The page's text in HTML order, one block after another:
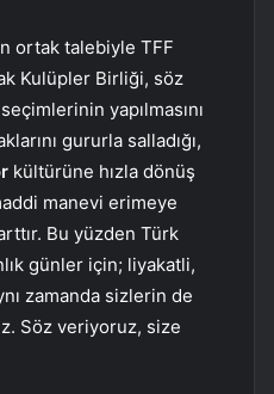
ortak talebiyle TFF
Kulüpler Birliği, söz
yapılmasını
gururla salladığı,
kültürüne hızla dönüş
manevi erimeye
Bu yüzden Türk
günler için; liyakatli,
zamanda sizlerin de
Söz veriyoruz, size